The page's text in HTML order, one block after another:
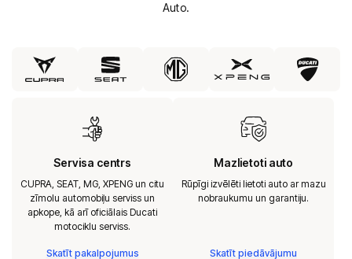
Auto.
Servisa centrs
CUPRA, SEAT, MG, XPENG un citu
zīmolu automobiļu serviss un
apkope, kā arī oficiālais Ducati
motociklu serviss.
Skatīt pakalpojumus
Mazlietoti auto
Rūpīgi izvēlēti lietoti auto ar mazu
nobraukumu un garantiju.
Skatīt piedāvājumu